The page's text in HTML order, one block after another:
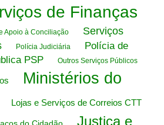
de Finanças
Apoio à Conciliação
Serviços
Polícia Judiciária
Polícia de
PSP
Outros Serviços Públicos
Ministérios do
Lojas e Serviços de Correios CTT
Justiça e